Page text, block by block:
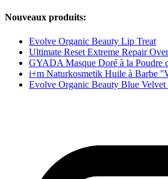
Nouveaux produits:
Evolve Organic Beauty Lip Treat
Ultimate Reset Extreme Repair
GYADA Masque Doré à la Poudre
i+m Naturkosmetik Huile à Barbe
Evolve Organic Beauty Blue Velvet